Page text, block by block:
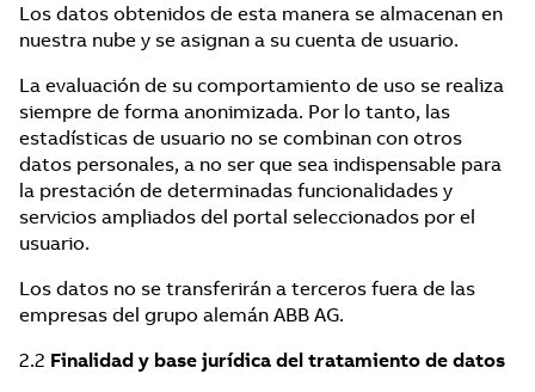
Los datos obtenidos de esta manera se almacenan en
nuestra nube y se asignan a su cuenta de usuario.
La evaluación de su comportamiento de uso se realiza
siempre de forma anonimizada. Por lo tanto, las
estadísticas de usuario no se combinan con otros
datos personales, a no ser que sea indispensable para
la prestación de determinadas funcionalidades y
servicios ampliados del portal seleccionados por el
usuario.
Los datos no se transferirán a terceros fuera de las
empresas del grupo alemán ABB AG.
2.2 Finalidad y base jurídica del tratamiento de datos